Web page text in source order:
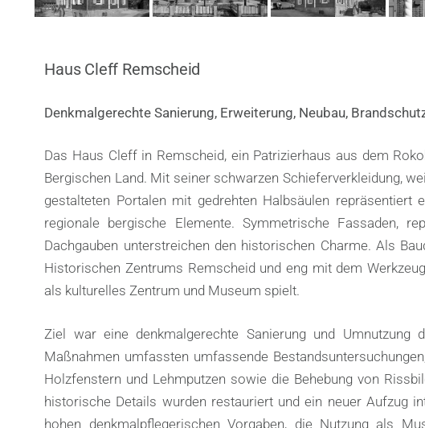
Haus Cleff Remscheid
Denkmalgerechte Sanierung, Erweiterung, Neubau,
Das Haus Cleff in Remscheid, ein Patrizierhaus aus dem
Bergischen Land. Mit seiner schwarzen Schieferverkleidung,
gestalteten Portalen mit gedrehten Halbsäulen
regionale bergische Elemente. Symmetrische Fassaden,
Dachgauben unterstreichen den historischen Charme. Als
Historischen Zentrums Remscheid und eng mit dem
als kulturelles Zentrum und Museum spielt.
Ziel war eine denkmalgerechte Sanierung und
Maßnahmen umfassten umfassende
Holzfenstern und Lehmputzen sowie die Behebung von
historische Details wurden restauriert und ein neuer Aufzug
hohen denkmalpflegerischen Vorgaben, die Nutzung als